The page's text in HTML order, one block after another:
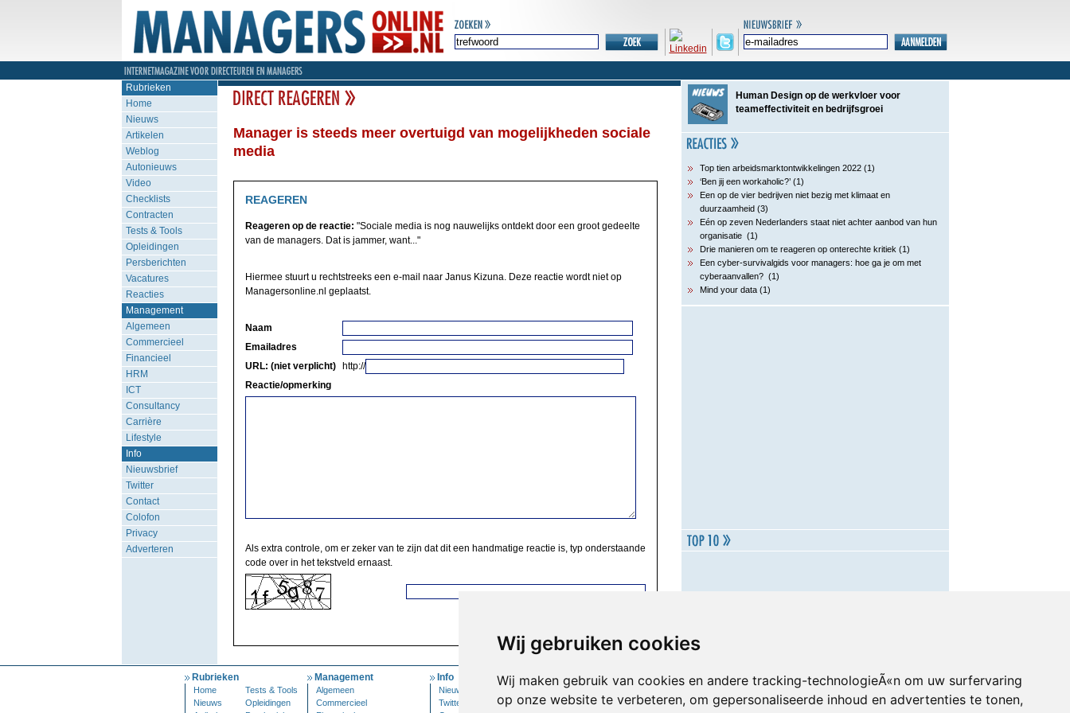
Wij gebruiken cookies
Wij maken gebruik van cookies en andere tracking-technologieÃ«n om uw surfervaring
op onze website te verbeteren, om gepersonaliseerde inhoud en advertenties te tonen,
Rubrieken
Home
Nieuws
Artikelen
Weblog
Autonieuws
Video
Checklists
Contracten
Tests & Tools
Opleidingen
Persberichten
Vacatures
Reacties
Management
Algemeen
Commercieel
Financieel
HRM
ICT
Consultancy
Carrière
Lifestyle
Info
Nieuwsbrief
Twitter
Contact
Colofon
Privacy
Adverteren
Manager is steeds meer overtuigd van mogelijkheden sociale
media
REAGEREN
Reageren op de reactie: "Sociale media is nog nauwelijks ontdekt door een groot gedeelte
van de managers. Dat is jammer, want..."
Hiermee stuurt u rechtstreeks een e-mail naar Janus Kizuna. Deze reactie wordt niet op
Managersonline.nl geplaatst.
Naam
Emailadres
URL: (niet verplicht)
http://
Reactie/opmerking
Als extra controle, om er zeker van te zijn dat dit een handmatige reactie is, typ onderstaande
code over in het tekstveld ernaast.
Human Design op de werkvloer voor
teameffectiviteit en bedrijfsgroei
Top tien arbeidsmarktontwikkelingen 2022 (1)
‘Ben jij een workaholic?’ (1)
Een op de vier bedrijven niet bezig met klimaat en
duurzaamheid (3)
Eén op zeven Nederlanders staat niet achter aanbod van hun
organisatie (1)
Drie manieren om te reageren op onterechte kritiek (1)
Een cyber-survivalgids voor managers: hoe ga je om met
cyberaanvallen? (1)
Mind your data (1)
Rubrieken
Home
Tests & Tools
Nieuws
Opleidingen
Management
Algemeen
Commercieel
Info
Nieuwsbrief
Twitter
Mijn Account
Inloggen